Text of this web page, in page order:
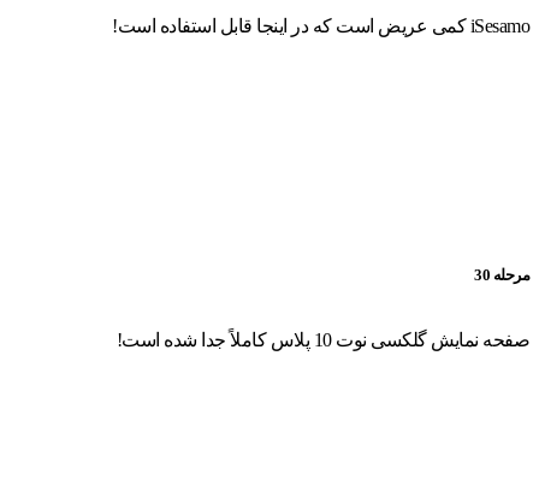
iSesamo کمی عریض است که در اینجا قابل استفاده است!
مرحله 30
صفحه نمایش گلکسی نوت 10 پلاس کاملاً جدا شده است!